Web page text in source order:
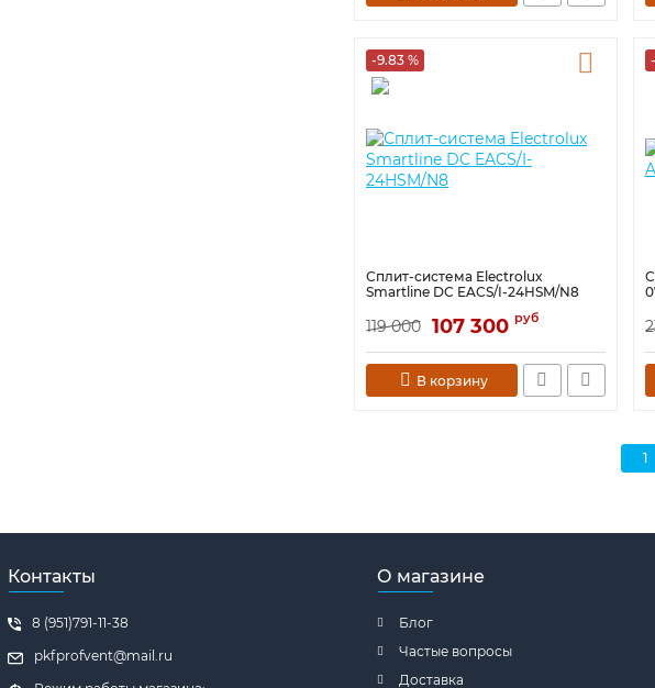
-9.83 %
Сплит-система Electrolux
Smartline DC EACS/I-24HSM/N8
119 000 107 300 руб
В корзину
1
Контакты
8 (951)791-11-38
pkfprofvent@mail.ru
О магазине
Блог
Частые вопросы
Доставка